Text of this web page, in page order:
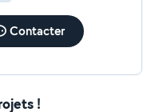
Contacter
!